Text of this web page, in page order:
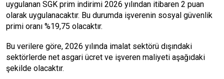
uygulanan SGK prim indirimi 2026 yılından itibaren 2 puan
olarak uygulanacaktır. Bu durumda işverenin sosyal güvenlik
primi oranı %19,75 olacaktır.
Bu verilere göre, 2026 yılında imalat sektörü dışındaki
sektörlerde net asgari ücret ve işveren maliyeti aşağıdaki
şekilde olacaktır.